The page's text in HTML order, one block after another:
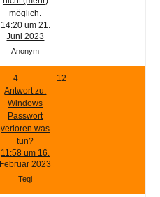
möglich.
14:20 um 21.
Juni 2023
Anonym
4
12
Antwort zu:
Windows
Passwort
verloren was
tun?
11:58 um 16.
Februar 2023
Teqi